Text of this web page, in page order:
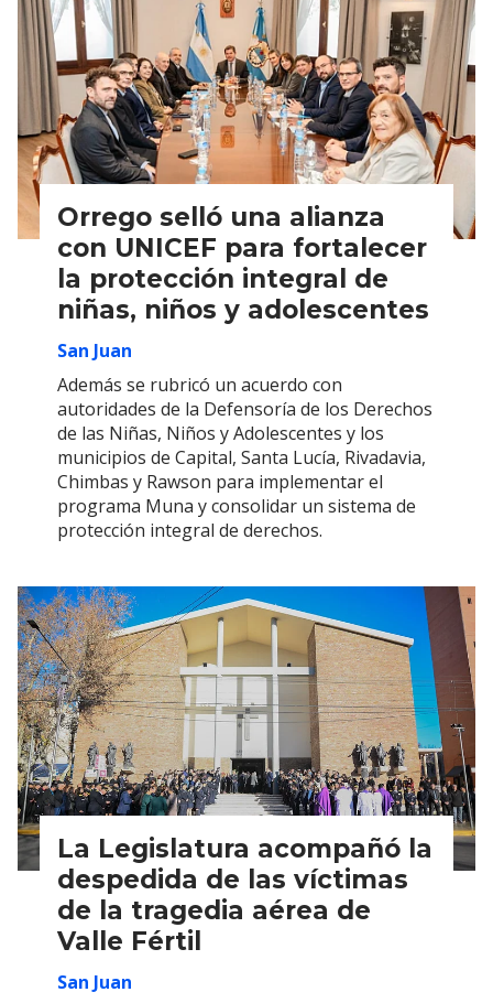
Orrego selló una alianza
con UNICEF para fortalecer
la protección integral de
niñas, niños y adolescentes
San Juan
Además se rubricó un acuerdo con
autoridades de la Defensoría de los Derechos
de las Niñas, Niños y Adolescentes y los
municipios de Capital, Santa Lucía, Rivadavia,
Chimbas y Rawson para implementar el
programa Muna y consolidar un sistema de
protección integral de derechos.
La Legislatura acompañó la
despedida de las víctimas
de la tragedia aérea de
Valle Fértil
San Juan